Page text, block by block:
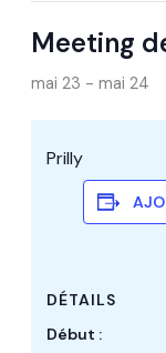
Meeting
mai 23 - mai 24
Prilly
DÉTAILS
Début :